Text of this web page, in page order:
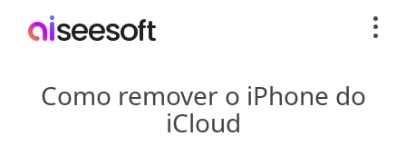
Como remover o iPhone do
iCloud